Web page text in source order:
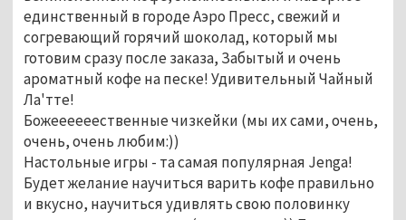
единственный в городе Аэро Пресс, свежий и
согревающий горячий шоколад, который мы
готовим сразу после заказа, Забытый и очень
ароматный кофе на песке! Удивительный Чайный
Ла'тте!
Божеееееественные чизкейки (мы их сами, очень,
очень, очень любим:))
Настольные игры - та самая популярная Jenga!
Будет желание научиться варить кофе правильно
и вкусно, научиться удивлять свою половинку